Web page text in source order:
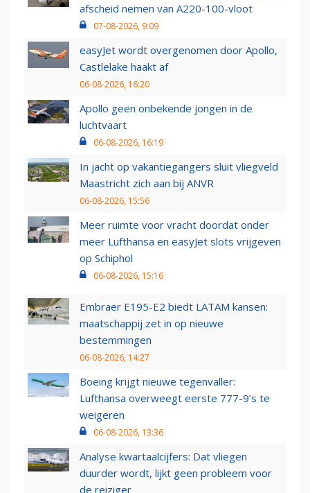
afscheid nemen van A220-100-vloot
07-08-2026, 9:09
easyJet wordt overgenomen door Apollo,
Castlelake haakt af
06-08-2026, 16:20
Apollo geen onbekende jongen in de
luchtvaart
06-08-2026, 16:19
In jacht op vakantiegangers sluit vliegveld
Maastricht zich aan bij ANVR
06-08-2026, 15:56
Meer ruimte voor vracht doordat onder
meer Lufthansa en easyJet slots vrijgeven
op Schiphol
06-08-2026, 15:16
Embraer E195-E2 biedt LATAM kansen:
maatschappij zet in op nieuwe
bestemmingen
06-08-2026, 14:27
Boeing krijgt nieuwe tegenvaller:
Lufthansa overweegt eerste 777-9’s te
weigeren
06-08-2026, 13:36
Analyse kwartaalcijfers: Dat vliegen
duurder wordt, lijkt geen probleem voor
de reiziger